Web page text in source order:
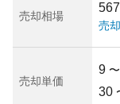
売却相場
567
売
売却単価
9 〜
30